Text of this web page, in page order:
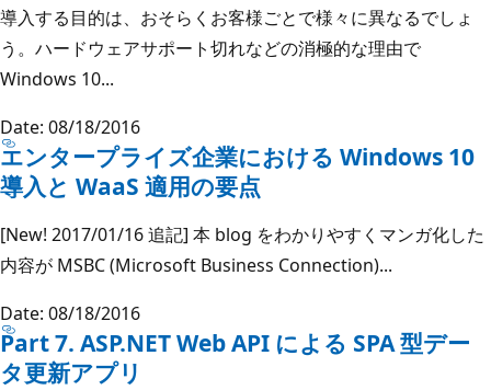
導入する目的は、おそらくお客様ごとで様々に異なるでしょ
う。ハードウェアサポート切れなどの消極的な理由で
Windows 10...
Date: 08/18/2016
エンタープライズ企業における Windows 10
導入と WaaS 適用の要点
[New! 2017/01/16 追記] 本 blog をわかりやすくマンガ化した
内容が MSBC (Microsoft Business Connection)...
Date: 08/18/2016
Part 7. ASP.NET Web API による SPA 型デー
タ更新アプリ